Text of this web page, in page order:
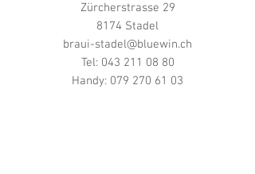
Zürcherstrasse 29
8174 Stadel
braui-stadel@bluewin.ch
Tel: 043 211 08 80
Handy: 079 270 61 03